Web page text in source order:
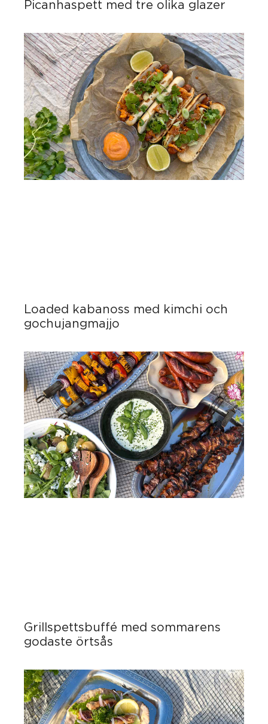
Picanhaspett med tre olika glazer
Loaded kabanoss med kimchi och
gochujangmajjo
Grillspettsbuffé med sommarens
godaste örtsås